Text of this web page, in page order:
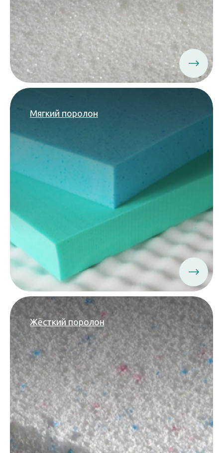
Мягкий поролон
Жёсткий поролон